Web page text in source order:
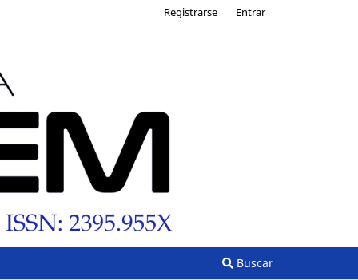
Buscar
Registrarse Entrar